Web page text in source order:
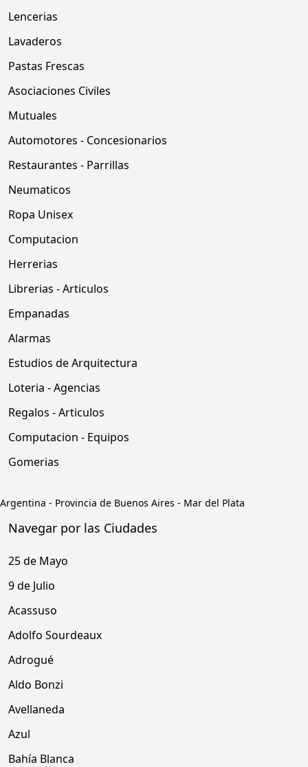
Lencerias
Lavaderos
Pastas Frescas
Asociaciones Civiles
Mutuales
Automotores - Concesionarios
Restaurantes - Parrillas
Neumaticos
Ropa Unisex
Computacion
Herrerias
Librerias - Articulos
Empanadas
Alarmas
Estudios de Arquitectura
Loteria - Agencias
Regalos - Articulos
Computacion - Equipos
Gomerias
Argentina - Provincia de Buenos Aires - Mar del Plata
Navegar por las Ciudades
25 de Mayo
9 de Julio
Acassuso
Adolfo Sourdeaux
Adrogué
Aldo Bonzi
Avellaneda
Azul
Bahía Blanca